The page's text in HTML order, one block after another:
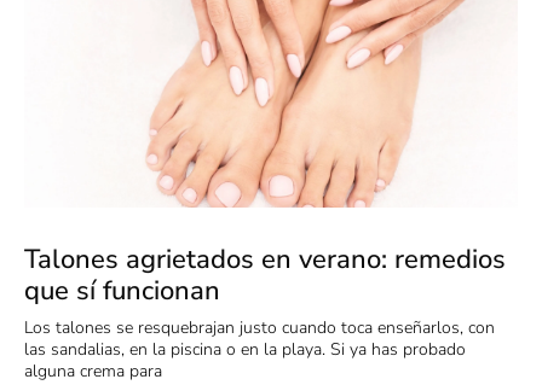
Talones agrietados en verano: remedios
que sí funcionan
Los talones se resquebrajan justo cuando toca enseñarlos, con
las sandalias, en la piscina o en la playa. Si ya has probado
alguna crema para